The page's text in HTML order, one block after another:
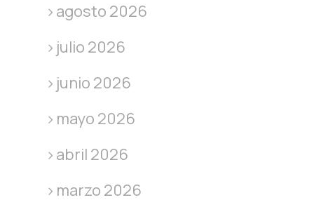
agosto 2026
julio 2026
junio 2026
mayo 2026
abril 2026
marzo 2026